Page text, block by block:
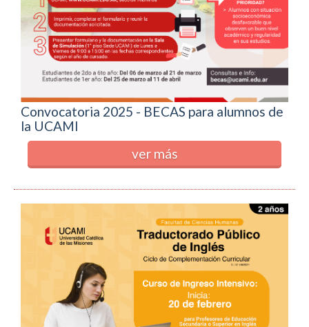
Convocatoria 2025 - BECAS para alumnos de
la UCAMI
ver más